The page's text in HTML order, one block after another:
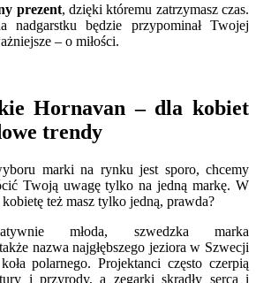
prezent, dzięki któremu zatrzymasz czas.
nadgarstku będzie przypominał Twojej
– o miłości.
Hornavan – dla kobiet
trendy
marki na rynku jest sporo, chcemy
Twoją uwagę tylko na jedną markę. W
też masz tylko jedną, prawda?
młoda, szwedzka marka
nazwa najgłębszego jeziora w Szwecji
polarnego. Projektanci często czerpią
i przyrody, a zegarki skradły serca i